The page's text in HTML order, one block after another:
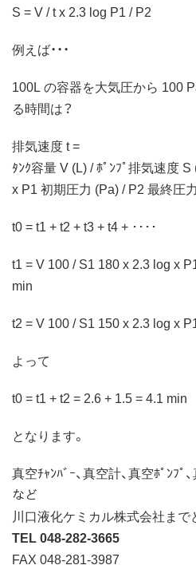
S = V / t x 2.3 log P1 / P2
例えば・・・
100L の容器を大気圧から 100
る時間は？
排気速度 t =
ﾀﾝｸ容量 V (L) / ﾎﾟﾝﾌﾟ排気速度
x P1 初期圧力 (Pa) / P2 最終圧
t0 = t1 + t2 + t3 + t4 + ････
t1 = V 100 / S1 180 x 2.3 log x
min
t2 = V 100 / S1 150 x 2.3 log x
よって
t0 = t1 + t2 = 2.6 + 1.5 = 4.1 min
となります。
真空ﾁｬﾝﾊﾞｰ、真空計、真空ﾎﾟﾝﾌﾟ
など
川口液化ケミカル株式会社まで
TEL 048-282-3665
FAX 048-281-3987